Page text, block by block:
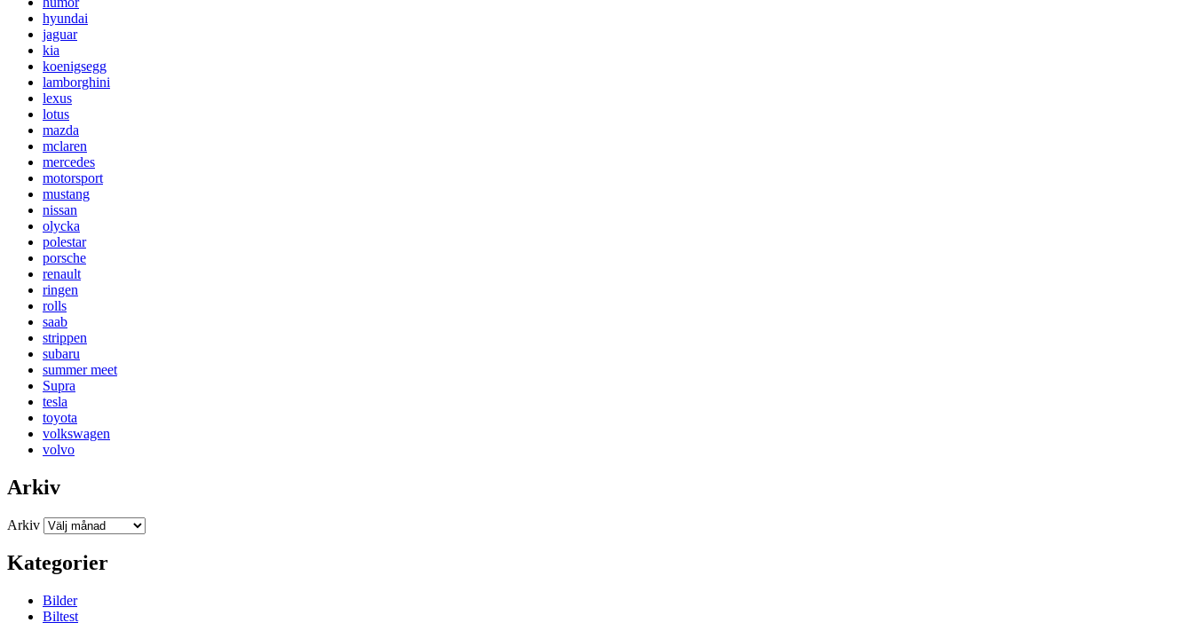
hyundai
jaguar
kia
koenigsegg
lamborghini
lexus
lotus
mazda
mclaren
mercedes
motorsport
mustang
nissan
olycka
polestar
porsche
renault
ringen
rolls
saab
strippen
subaru
summer meet
Supra
tesla
toyota
volkswagen
volvo
Arkiv
Arkiv
Kategorier
Bilder
Biltest